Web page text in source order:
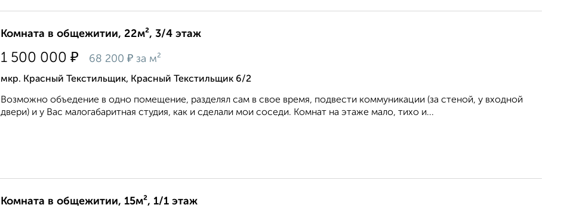
Комната в общежитии, 22м², 3/4 этаж
1 500 000 ₽ 68 200 ₽ за м²
мкр. Красный Текстильщик, Красный Текстильщик 6/2
Возможно объедение в одно помещение, разделял сам в свое время, подвести коммуникации (за стеной, у входной
двери) и у Вас малогабаритная студия, как и сделали мои соседи. Комнат на этаже мало, тихо и...
Комната в общежитии, 15м², 1/1 этаж